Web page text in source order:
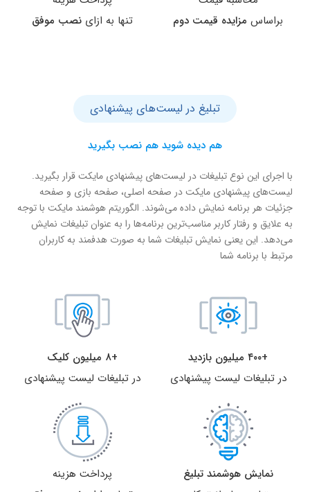
براساس مزایده قیمت دوم
تنها به ازاینصب موفق
تبلیغ در لیست‌های پیشنهادی
هم دیده شوید هم نصب بگیرید
با اجرای این نوع تبلیغات در لیست‌های پیشنهادی مایکت قرار بگیرید.
لیست‌های پیشنهادی مایکت در صفحه اصلی، صفحه بازی و صفحه
جزئیات هر برنامه نمایش داده می‌شوند. الگوریتم هوشمند مایکت با توجه
به علایق و رفتار کاربر مناسب‌ترین برنامه‌ها را به عنوان تبلیغات نمایش
می‌دهد. این یعنی نمایش تبلیغات شما به صورت هدفمند به کاربران
مرتبط با برنامه شما
+۴۰۰ میلیون بازدید
در تبلیغات لیست پیشنهادی
+۸ میلیون کلیک
در تبلیغات لیست پیشنهادی
نمایش هوشمند تبلیغ
پرداخت هزینه